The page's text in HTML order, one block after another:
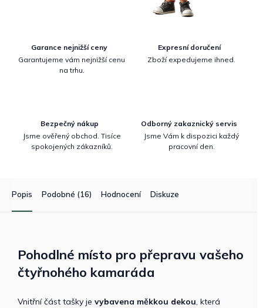
Garance nejnižší ceny
Garantujeme vám nejnižší cenu
na trhu.
Expresní doručení
Zboží expedujeme ihned.
Bezpečný nákup
Jsme ověřený obchod. Tisíce
spokojených zákazníků.
Odborný zakaznický servis
Jsme Vám k dispozici každý
pracovní den.
Popis Podobné (16) Hodnocení Diskuze
Pohodlné místo pro přepravu vašeho
čtyřnohého kamaráda
Vnitřní část tašky je vybavena měkkou dekou, která